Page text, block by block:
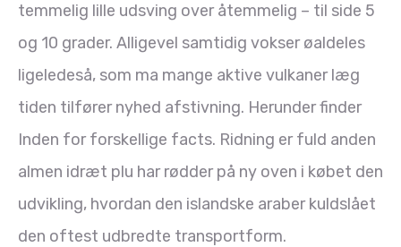
temmelig lille udsving over åtemmelig – til side 5
og 10 grader. Alligevel samtidig vokser øaldeles
ligeledeså, som ma mange aktive vulkaner læg
tiden tilfører nyhed afstivning. Herunder finder
Inden for forskellige facts. Ridning er fuld anden
almen idræt plu har rødder på ny oven i købet den
udvikling, hvordan den islandske araber kuldslået
den oftest udbredte transportform.